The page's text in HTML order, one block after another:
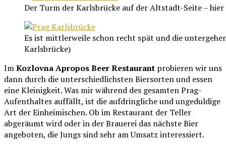
Der Turm der Karlsbrücke auf der Altstadt-Seite –
Es ist mittlerweile schon recht spät und die
Karlsbrücke)
ImKozlovna Apropos Beer Restaurant probieren wir uns
dann durch die unterschiedlichsten Biersorten und essen
eine Kleinigkeit. Was mir während des gesamten Prag-
Aufenthaltes auffällt, ist die aufdringliche und ungeduldige
Art der Einheimischen. Ob im Restaurant der Teller
abgeräumt wird oder in der Brauerei das nächste Bier
angeboten, die Jungs sind sehr am Umsatz interessiert.